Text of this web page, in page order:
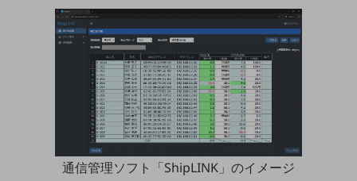
コミュニケーション・情報共有
地域共創・地方創生通信管理ソフト「ShipLINK」のイメージ